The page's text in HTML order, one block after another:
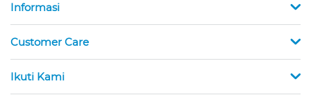
Informasi
Customer Care
Ikuti Kami